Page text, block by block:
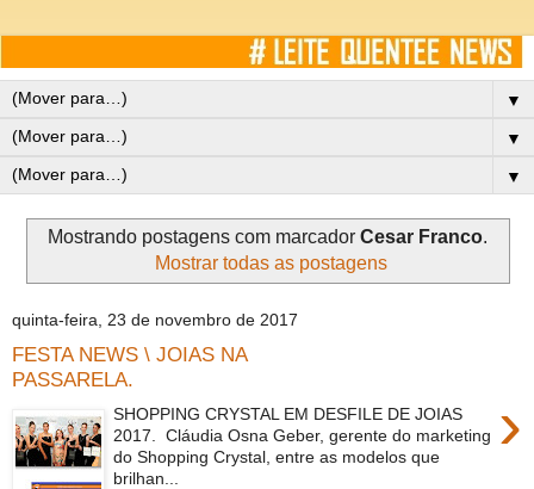
▼
▼
▼
Mostrando postagens com marcador Cesar Franco.
Mostrar todas as postagens
quinta-feira, 23 de novembro de 2017
FESTA NEWS \ JOIAS NA
PASSARELA.
›
SHOPPING CRYSTAL EM DESFILE DE JOIAS
2017. Cláudia Osna Geber, gerente do marketing
do Shopping Crystal, entre as modelos que
brilhan...